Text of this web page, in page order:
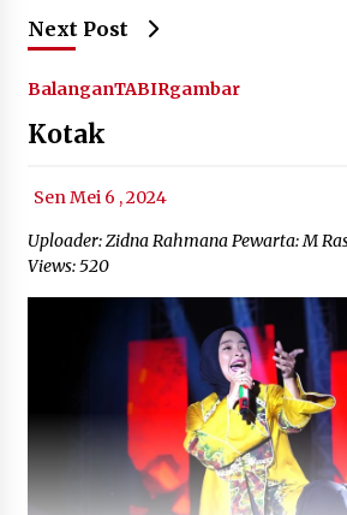
Next Post
BalanganTABIRgambar
Kotak
Sen Mei 6 , 2024
Uploader: Zidna Rahmana Pewarta: M
Views: 520